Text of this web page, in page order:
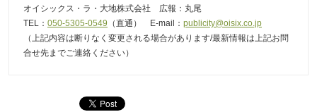
オイシックス・ラ・大地株式会社 広報：丸尾
TEL： 050-5305-0549 （直通） E-mail： publicity@oisix.co.jp
（上記内容は断りなく変更される場合があります/最新情報は上記お問
合せ先までご連絡ください）